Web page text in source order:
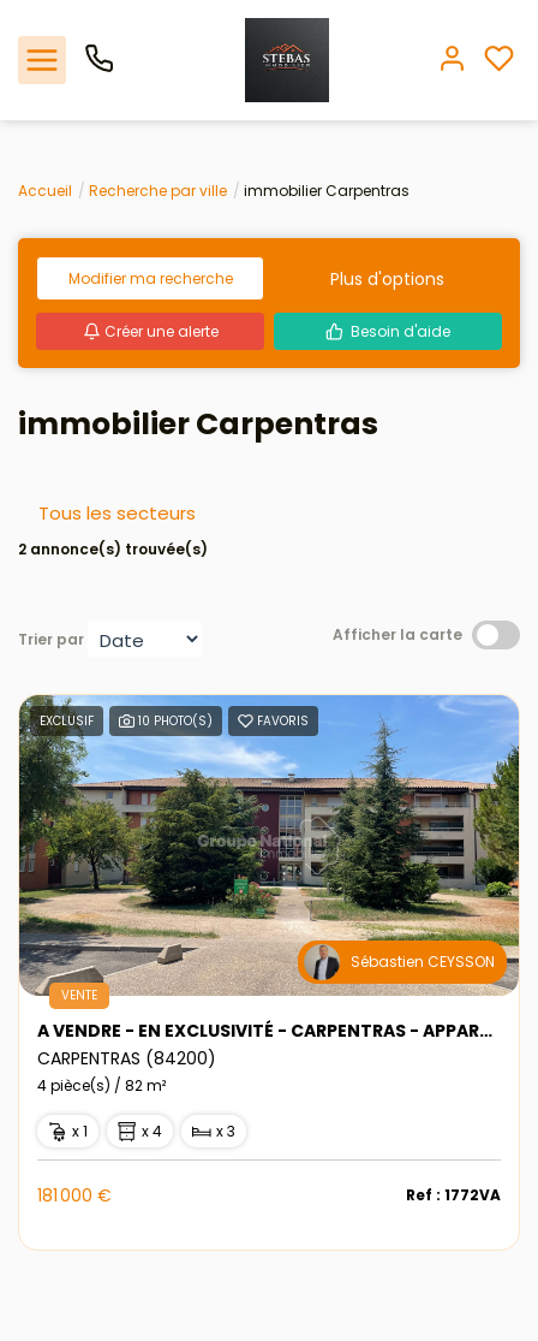
Nos offres
L'agence
Biens vendus
Espace client
Estimation
Avis clients
Accueil Recherche par ville immobilier Carpentras
Modifier ma recherche Plus d'options
Créer une alerte Besoin d'aide
immobilier Carpentras
Tous les secteurs
2 annonce(s) trouvée(s)
Trier par Afficher la carte
EXCLUSIF 10 PHOTO(S) FAVORIS
Sébastien CEYSSON
VENTE
A VENDRE - EN EXCLUSIVITÉ - CARPENTRAS - APPARTEMENT TYPE 4
CARPENTRAS (84200)
4 pièce(s) / 82 m²
x 1 x 4 x 3
181 000 € Ref : 1772VA